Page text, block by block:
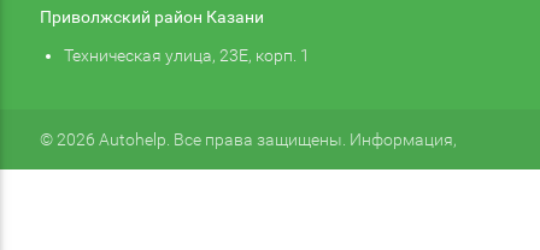
Приволжский район Казани
Техническая улица, 23Е, корп. 1
© 2026 Autohelp. Все права защищены. Информация,